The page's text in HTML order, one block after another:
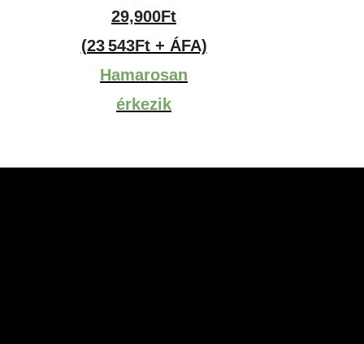
29,900Ft
(23 543Ft + ÁFA)
Hamarosan
érkezik